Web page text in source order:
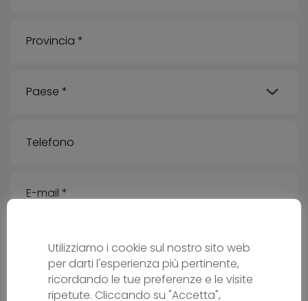
Messaggio
Utilizziamo i cookie sul nostro sito web
per darti l'esperienza più pertinente,
ricordando le tue preferenze e le visite
ripetute. Cliccando su "Accetta",